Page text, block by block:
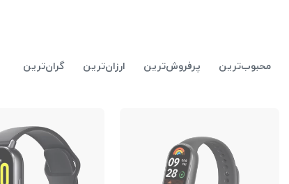
محبوب‌‌ترین پرفروش‌ترین ارزان‌ترین گران‌ترین